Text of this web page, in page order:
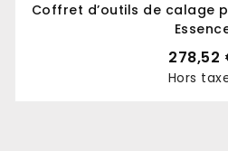
Coffret d’outils de calage
278,52
Hors